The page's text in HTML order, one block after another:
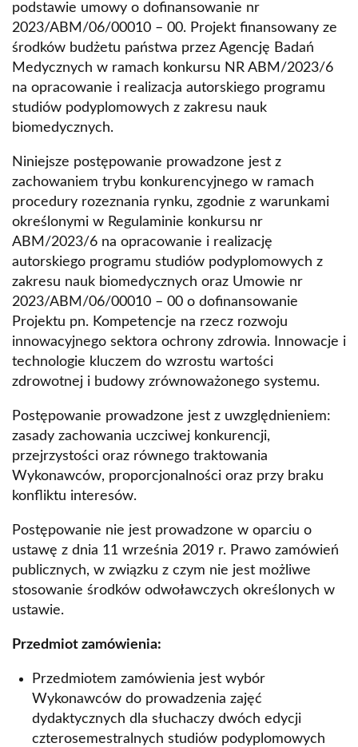
podstawie umowy o dofinansowanie nr
2023/ABM/06/00010 – 00. Projekt finansowany ze
środków budżetu państwa przez Agencję Badań
Medycznych w ramach konkursu NR ABM/2023/6
na opracowanie i realizacja autorskiego programu
studiów podyplomowych z zakresu nauk
biomedycznych.
Niniejsze postępowanie prowadzone jest z
zachowaniem trybu konkurencyjnego w ramach
procedury rozeznania rynku, zgodnie z warunkami
określonymi w Regulaminie konkursu nr
ABM/2023/6 na opracowanie i realizację
autorskiego programu studiów podyplomowych z
zakresu nauk biomedycznych oraz Umowie nr
2023/ABM/06/00010 – 00 o dofinansowanie
Projektu pn. Kompetencje na rzecz rozwoju
innowacyjnego sektora ochrony zdrowia. Innowacje i
technologie kluczem do wzrostu wartości
zdrowotnej i budowy zrównoważonego systemu.
Postępowanie prowadzone jest z uwzględnieniem:
zasady zachowania uczciwej konkurencji,
przejrzystości oraz równego traktowania
Wykonawców, proporcjonalności oraz przy braku
konfliktu interesów.
Postępowanie nie jest prowadzone w oparciu o
ustawę z dnia 11 września 2019 r. Prawo zamówień
publicznych, w związku z czym nie jest możliwe
stosowanie środków odwoławczych określonych w
ustawie.
Przedmiot zamówienia:
Przedmiotem zamówienia jest wybór
Wykonawców do prowadzenia zajęć
dydaktycznych dla słuchaczy dwóch edycji
czterosemestralnych studiów podyplomowych